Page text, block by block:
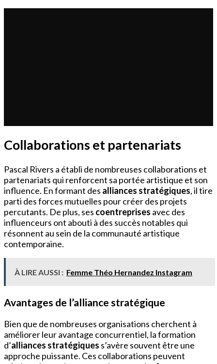
Collaborations et partenariats
Pascal Rivers a établi de nombreuses collaborations et
partenariats qui renforcent sa portée artistique et son
influence. En formant des alliances stratégiques, il tire
parti des forces mutuelles pour créer des projets
percutants. De plus, ses coentreprises avec des
influenceurs ont abouti à des succès notables qui
résonnent au sein de la communauté artistique
contemporaine.
À LIRE AUSSI : Femme Théo Hernandez Instagram
Avantages de l’alliance stratégique
Bien que de nombreuses organisations cherchent à
améliorer leur avantage concurrentiel, la formation
d’alliances stratégiques s’avère souvent être une
approche puissante. Ces collaborations peuvent